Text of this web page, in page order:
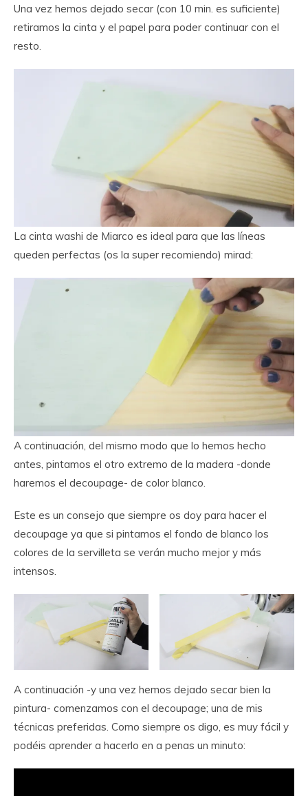
Una vez hemos dejado secar (con 10 min. es suficiente)
retiramos la cinta y el papel para poder continuar con el
resto.
La cinta washi de Miarco es ideal para que las líneas
queden perfectas (os la super recomiendo) mirad:
A continuación, del mismo modo que lo hemos hecho
antes, pintamos el otro extremo de la madera -donde
haremos el decoupage- de color blanco.
Este es un consejo que siempre os doy para hacer el
decoupage ya que si pintamos el fondo de blanco los
colores de la servilleta se verán mucho mejor y más
intensos.
A continuación -y una vez hemos dejado secar bien la
pintura- comenzamos con el decoupage; una de mis
técnicas preferidas. Como siempre os digo, es muy fácil y
podéis aprender a hacerlo en a penas un minuto: